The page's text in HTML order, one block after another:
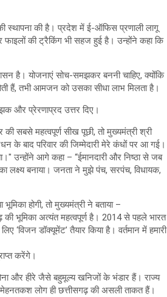
स्थापना की है। प्रदेश में ई-ऑफिस प्रणाली लागू
फाइलों की ट्रैकिंग भी सहज हुई है। उन्होंने कहा कि
है। योजनाएं सोच-समझकर बननी चाहिए, क्योंकि
हैं, तभी आमजन को उसका सीधा लाभ मिलता है।
और प्रेरणाप्रद उत्तर दिए।
सबसे महत्वपूर्ण सीख पूछी, तो मुख्यमंत्री श्री
के बाद परिवार की जिम्मेदारी मेरे कंधों पर आ गई।
उन्होंने आगे कहा – “ईमानदारी और निष्ठा से जब
लक्ष्य बनाया। जनता ने मुझे पंच, सरपंच, विधायक,
होगी, तो मुख्यमंत्री ने बताया –
की भूमिका अत्यंत महत्वपूर्ण है। 2014 से पहले भारत
डॉक्यूमेंट’ तैयार किया है। वर्तमान में हमारी
करेंगे।
और हीरे जैसे बहुमूल्य खनिजों के भंडार हैं। राज्य
लोग ही छत्तीसगढ़ की असली ताकत हैं।